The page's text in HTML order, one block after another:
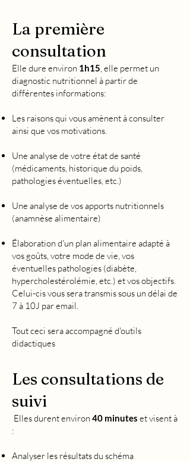
La première
consultation
Elle dure environ 1h15, elle permet un
diagnostic nutritionnel à partir de
différentes informations:
Les raisons qui vous amènent à consulter
ainsi que vos motivations.
Une analyse de votre état de santé
(médicaments, historique du poids,
pathologies éventuelles, etc.)
Une analyse de vos apports nutritionnels
(anamnèse alimentaire)
Élaboration d'un plan alimentaire adapté à
vos goûts, votre mode de vie, vos
éventuelles pathologies (diabète,
hypercholestérolémie, etc.) et vos objectifs.
Celui-cis vous sera transmis sous un délai de
7 à 10J par email.
Tout ceci sera accompagné d'outils
didactiques
Les consultations de
suivi
Elles durent environ 40 minutes et visent à
:
Analyser les résultats du schéma